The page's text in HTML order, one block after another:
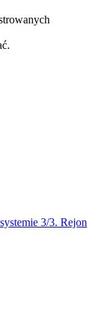
3/3. Rejon